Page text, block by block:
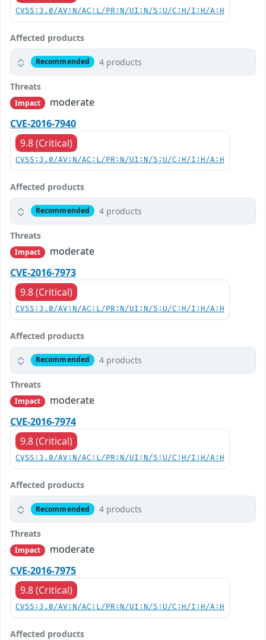
CVSS:3.0/AV:N/AC:L/PR:N/UI:N/S:U/C:H/I:H/A:H
Affected products
Recommended 4 products
Threats
Impact
moderate
CVE-2016-7940
9.8 (Critical)
CVSS:3.0/AV:N/AC:L/PR:N/UI:N/S:U/C:H/I:H/A:H
Affected products
Recommended 4 products
Threats
Impact
moderate
CVE-2016-7973
9.8 (Critical)
CVSS:3.0/AV:N/AC:L/PR:N/UI:N/S:U/C:H/I:H/A:H
Affected products
Recommended 4 products
Threats
Impact
moderate
CVE-2016-7974
9.8 (Critical)
CVSS:3.0/AV:N/AC:L/PR:N/UI:N/S:U/C:H/I:H/A:H
Affected products
Recommended 4 products
Threats
Impact
moderate
CVE-2016-7975
9.8 (Critical)
CVSS:3.0/AV:N/AC:L/PR:N/UI:N/S:U/C:H/I:H/A:H
Affected products